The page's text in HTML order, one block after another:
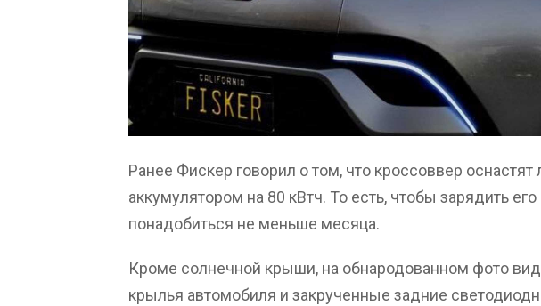
Ранее Фискер говорил о том, что кроссоввер
аккумулятором на 80 кВтч. То есть, чтобы зарядить
понадобиться не меньше месяца.
Кроме солнечной крыши, на обнародованном фото
крылья автомобиля и закрученные задние